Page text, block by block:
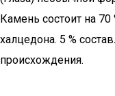
Камень состоит на 70
халцедона. 5 %
происхождения.